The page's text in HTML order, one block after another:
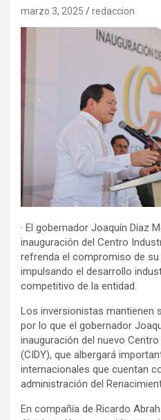
marzo 3, 2025 redaccion
· El gobernador Joaquín Díaz
inauguración del Centro
refrenda el compromiso de
impulsando el desarrollo
competitivo de la entidad.
Los inversionistas mantienen
por lo que el gobernador
inauguración del nuevo
(CIDY), que albergará
internacionales que cuentan
administración del
En compañía de Ricardo